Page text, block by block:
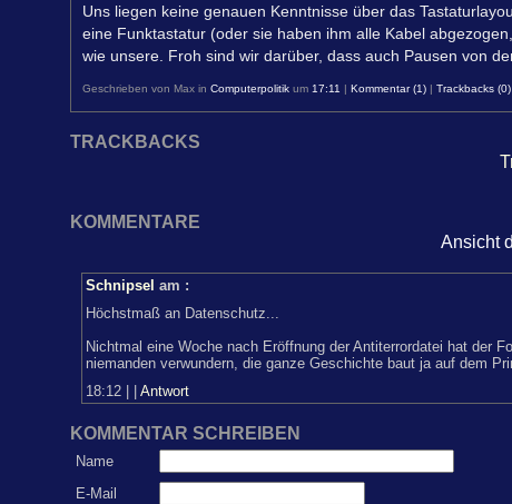
Uns liegen keine genauen Kenntnisse über das
eine Funktastatur (oder sie haben ihm alle Kabel
wie unsere. Froh sind wir darüber, dass auch Pausen von
Geschrieben von Max in Computerpolitik um 17:11 | Kommentar (1) | Trackbacks (0)
TRACKBACKS
KOMMENTARE
Ansicht
Schnipsel am :
Höchstmaß an Datenschutz...
Nichtmal eine Woche nach Eröffnung der Antiterrordatei hat der
niemanden verwundern, die ganze Geschichte baut ja auf dem
18:12
Antwort
KOMMENTAR SCHREIBEN
Name
E-Mail